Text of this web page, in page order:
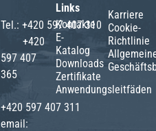
Tel.:+420 597 407 310
+420
597 407
365
+420 597 407 311
email:
Links
Kontakte
E-
Katalog
Downloads
Zertifikate
Anwendungsleitfäden
Karriere
Cookie-
Richtlinie